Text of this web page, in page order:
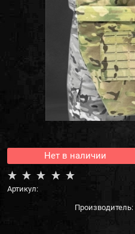
Нет в наличии
Артикул:
Производитель: